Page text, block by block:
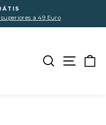
a 49 Euro
Pesquisar